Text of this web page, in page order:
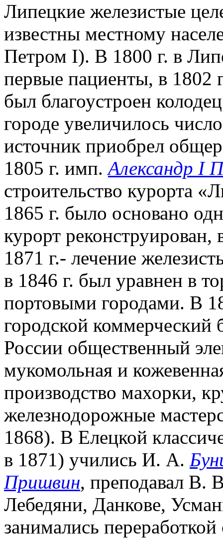
Липецкие железистые
известны местному
Петром I). В 1800 г. в
первые пациенты, в 1802
был благоустроен
городе увеличилось
источник приобрел
1805 г. имп.Александр I
строительство курорта
1865 г. было основано
курорт реконструирован,
1871 г.- лечение
в 1846 г. был уравнен в
портовыми городами. В
городской коммерческий
России общественный
мукомольная и
производство махорки,
железнодорожные
1868). В Елецкой
в 1871) учились И. А.
Пришвин, преподавал В.
Лебедяни, Данкове,
занимались